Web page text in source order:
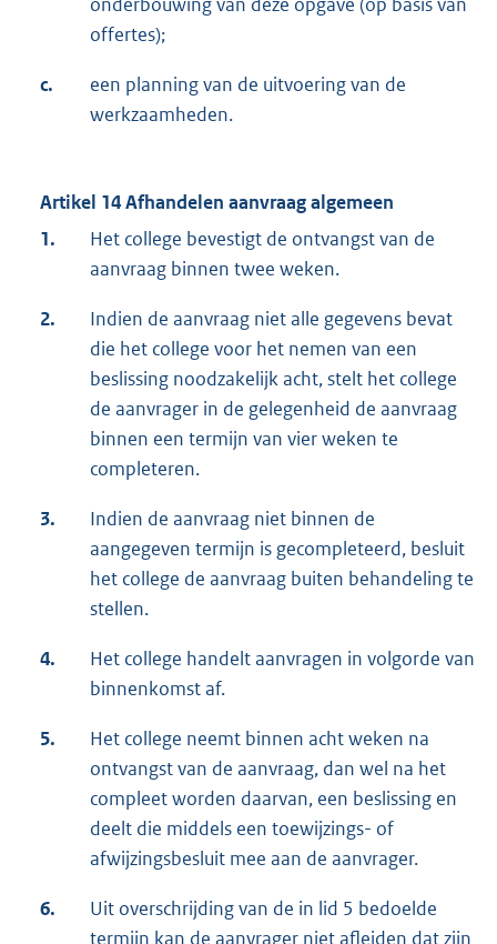
offertes);
c.
een planning van de uitvoering van de
werkzaamheden.
Artikel 14 Afhandelen aanvraag algemeen
1.
Het college bevestigt de ontvangst van de
aanvraag binnen twee weken.
2.
Indien de aanvraag niet alle gegevens bevat
die het college voor het nemen van een
beslissing noodzakelijk acht, stelt het college
de aanvrager in de gelegenheid de aanvraag
binnen een termijn van vier weken te
completeren.
3.
Indien de aanvraag niet binnen de
aangegeven termijn is gecompleteerd, besluit
het college de aanvraag buiten behandeling te
stellen.
4.
Het college handelt aanvragen in volgorde van
binnenkomst af.
5.
Het college neemt binnen acht weken na
ontvangst van de aanvraag, dan wel na het
compleet worden daarvan, een beslissing en
deelt die middels een toewijzings- of
afwijzingsbesluit mee aan de aanvrager.
6.
Uit overschrijding van de in lid 5 bedoelde
termijn kan de aanvrager niet afleiden dat zijn